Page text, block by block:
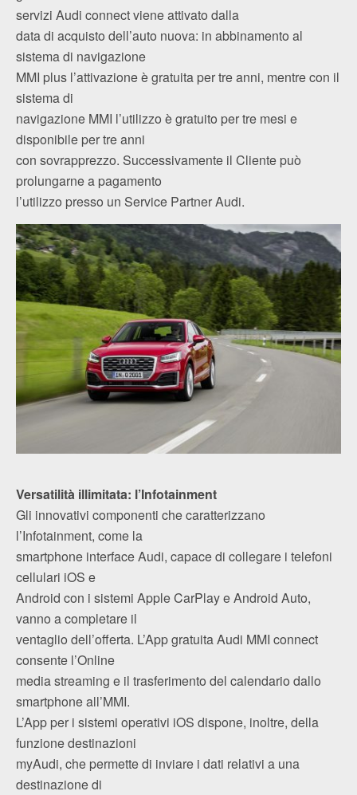
servizi Audi connect viene attivato dalla
data di acquisto dell’auto nuova: in abbinamento al
sistema di navigazione
MMI plus l’attivazione è gratuita per tre anni, mentre con il
sistema di
navigazione MMI l’utilizzo è gratuito per tre mesi e
disponibile per tre anni
con sovrapprezzo. Successivamente il Cliente può
prolungarne a pagamento
l’utilizzo presso un Service Partner Audi.
Versatilità illimitata: l’Infotainment
Gli innovativi componenti che caratterizzano
l’Infotainment, come la
smartphone interface Audi, capace di collegare i telefoni
cellulari iOS e
Android con i sistemi Apple CarPlay e Android Auto,
vanno a completare il
ventaglio dell’offerta. L’App gratuita Audi MMI connect
consente l’Online
media streaming e il trasferimento del calendario dallo
smartphone all’MMI.
L’App per i sistemi operativi iOS dispone, inoltre, della
funzione destinazioni
myAudi, che permette di inviare i dati relativi a una
destinazione di